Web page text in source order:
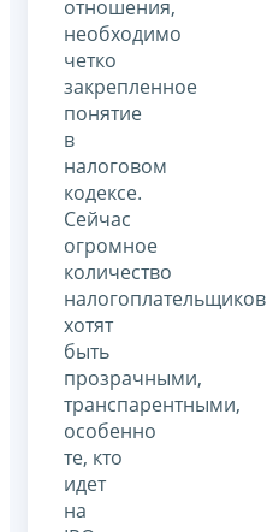
отношения,
необходимо
четко
закрепленное
понятие
в
налоговом
кодексе.
Сейчас
огромное
количество
налогоплательщиков
хотят
быть
прозрачными,
транспарентными,
особенно
те, кто
идет
на